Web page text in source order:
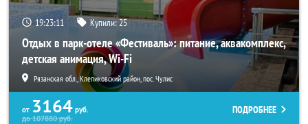
19:23:07 Купили:25
Отдых в парк-отеле «Фестиваль»: питание, аквакомплекс,
детская анимация, Wi-Fi
Рязанская обл., Клепиковский район, пос. Чулис
от 3164 руб.
до107880руб.
ПОДРОБНЕЕ